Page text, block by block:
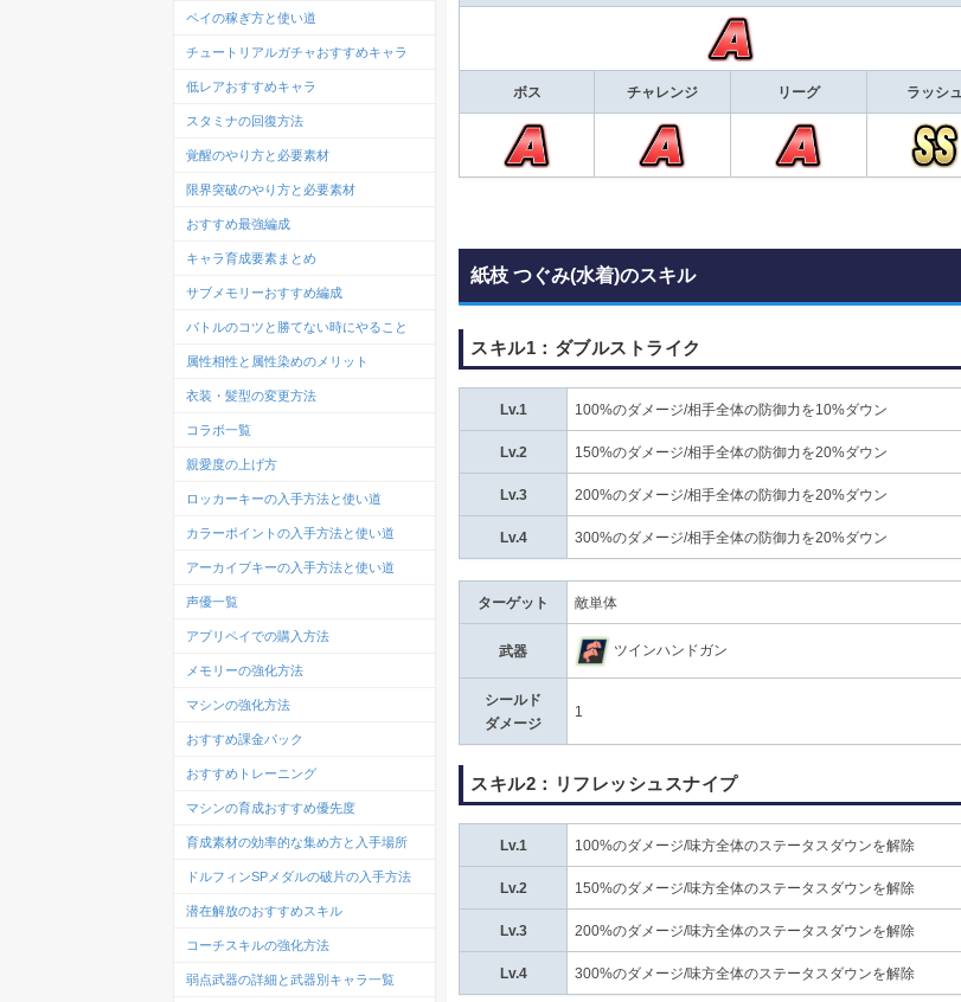
ボス チャレンジ リーグ ラッシュ
紙枝 つぐみ(水着)のスキル
スキル1：ダブルストライク
Lv.1 100%のダメージ/相手全体の防御力を10%ダウン
Lv.2 150%のダメージ/相手全体の防御力を20%ダウン
Lv.3 200%のダメージ/相手全体の防御力を20%ダウン
Lv.4 300%のダメージ/相手全体の防御力を20%ダウン
ターゲット 敵単体
武器 ツインハンドガン
シールド
ダメージ
1
スキル2：リフレッシュスナイプ
Lv.1 100%のダメージ/味方全体のステータスダウンを解除
Lv.2 150%のダメージ/味方全体のステータスダウンを解除
Lv.3 200%のダメージ/味方全体のステータスダウンを解除
Lv.4 300%のダメージ/味方全体のステータスダウンを解除
ペイの稼ぎ方と使い道
チュートリアルガチャおすすめキャラ
低レアおすすめキャラ
スタミナの回復方法
覚醒のやり方と必要素材
限界突破のやり方と必要素材
おすすめ最強編成
キャラ育成要素まとめ
サブメモリーおすすめ編成
バトルのコツと勝てない時にやること
属性相性と属性染めのメリット
衣装・髪型の変更方法
コラボ一覧
親愛度の上げ方
ロッカーキーの入手方法と使い道
カラーポイントの入手方法と使い道
アーカイブキーの入手方法と使い道
声優一覧
アプリペイでの購入方法
メモリーの強化方法
マシンの強化方法
おすすめ課金パック
おすすめトレーニング
マシンの育成おすすめ優先度
育成素材の効率的な集め方と入手場所
ドルフィンSPメダルの破片の入手方法
潜在解放のおすすめスキル
コーチスキルの強化方法
弱点武器の詳細と武器別キャラ一覧